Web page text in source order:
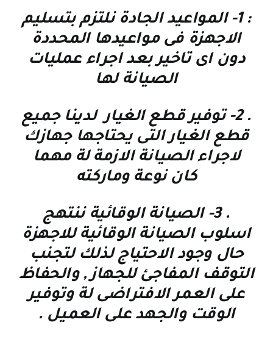
: 1-
المواعيد الجادة نلتزم بتسليم
الاجهزة فى مواعيدها المحددة
دون اى تاخير بعد اجراء عمليات
الصيانة لها
. 2-
توفير قطع الغيار لدينا جميع
قطع الغيار التى يحتاجها جهازك
لاجراء الصيانة الازمة لة مهما
كان نوعة وماركته
. 3- الصيانة الوقائية ننتهج
اسلوب الصيانة الوقائية للاجهزة
حال وجود الاحتياج لذلك لتجنب
التوقف المفاجئ للجهاز , والحفاظ
على العمر الافتراضى لة وتوفير
الوقت والجهد على العميل .